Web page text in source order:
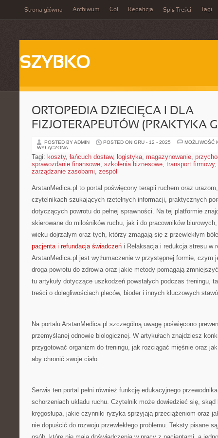
Strona główna Archiwum Gol Redakcja Spis Treści Tagi
SZYBKO
ORTOPEDIA DZIECIĘCA I DLA
FIZJOTERAPEUTÓW (PRAKTYKA
POSTED BY ADMIN POSTED ON GRU - 12 - 2025
MOŻLIWOŚĆ
WYŁĄCZONA
Tagi: koszty, łańcuch dostaw, logistyka, magazynowanie,
sprawozdanie finansowe, szkolenia biznesowe, transport firmowy,
zarządzanie zasobami, zespół
ArstanMedica.pl to portal poświęcony terapii ruchem oraz
czytelnikach szukających rzetelnych informacji, praktycznych
dotyczących powrotu do pełnej sprawności. Na tej platformie
skierowane do miłośników ruchu, jak i do pracowników
wieku dojrzałym oraz tych, którzy zmagają się z przewlekłym
pacjenta i refundacja świadczeń i Relaksacja i redukcja stresu w
ArstanMedica.pl jest wytłumaczenie w przystępnej formie, czym
droga powrotu do zdrowia oraz jakie metody pomagają
tu artykuły dotyczące uszkodzeń powstałych podczas treningu,
treści o dolegliwościach pleców, bioder i innych kluczowych
Na portalu ArstanMedica.pl szczególną uwagę poświęcono
przemyślanej odnowie biologicznej. W artykułach znajdziesz
przygotować organizm do treningu, jak rozciągać mięśnie oraz
aby chronić swoje ciało.
Serwis ten portal pełni również funkcję edukacyjnego
schorzeniach układu ruchu. Czytelnik może dowiedzieć się,
kręgosłupa, jakie czynniki ryzyka sprzyjają przeciążeniom oraz
nie dopuścić do rozwoju przewlekłego problemu. Teksty pisane